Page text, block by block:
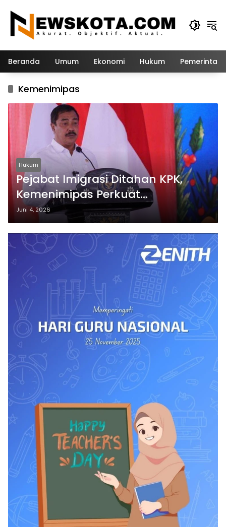
konten
Beranda Umum Ekonomi Hukum
Kemenimipas
Hukum
Pejabat Imigrasi Ditahan KPK,
Kemenimipas Perkuat
Transparansi dan Akuntabilitas
Juni 4, 2026